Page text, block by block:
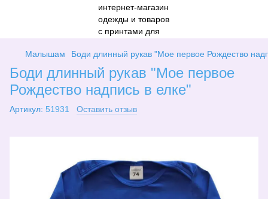
Малышам Боди длинный рукав "Мое первое Рождество
Боди длинный рукав "Мое первое
Рождество надпись в елке"
Артикул: 51931 Оставить отзыв